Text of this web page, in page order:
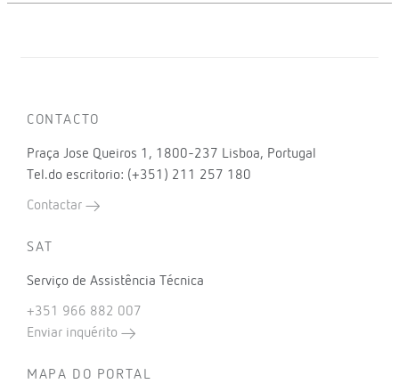
CONTACTO
Praça Jose Queiros 1, 1800-237 Lisboa, Portugal
Tel.do escritorio: (+351) 211 257 180
Contactar
SAT
Serviço de Assistência Técnica
+351 966 882 007
Enviar inquérito
MAPA DO PORTAL